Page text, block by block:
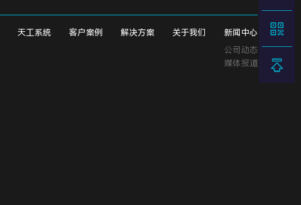
天工系统 客户案例 解决方案 关于我们
新闻中心
公司动态
媒体报道